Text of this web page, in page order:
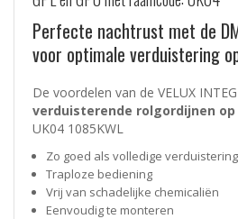
Perfecte nachtrust met de
voor optimale verduistering
De voordelen van de VELUX
verduisterende rolgordijnen
UK04 1085KWL
Zo goed als volledige verduistering
Traploze bediening
Vrij van schadelijke chemicaliën
Eenvoudig te monteren